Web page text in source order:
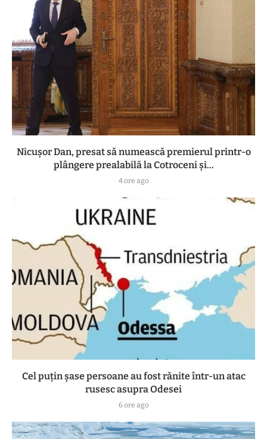
Nicușor Dan, presat să numească premierul printr-o
plângere prealabilă la Cotroceni și...
4 ore ago
Cel puțin șase persoane au fost rănite într-un atac
rusesc asupra Odesei
6 ore ago